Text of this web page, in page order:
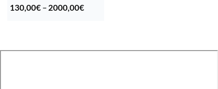
130,00€ – 2000,00€Hintaluokka: